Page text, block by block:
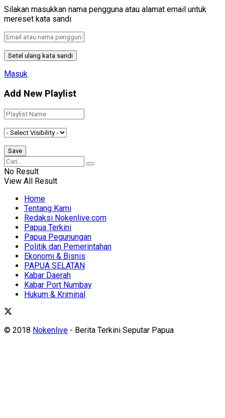
Silakan masukkan nama pengguna atau alamat email untuk
mereset kata sandi
Masuk
Add New Playlist
No Result
View All Result
Home
Tentang Kami
Redaksi Nokenlive.com
Papua Terkini
Papua Pegunungan
Politik dan Pemerintahan
Ekonomi & Bisnis
PAPUA SELATAN
Kabar Daerah
Kabar Port Numbay
Hukum & Kriminal
© 2018 Nokenlive - Berita Terkini Seputar Papua